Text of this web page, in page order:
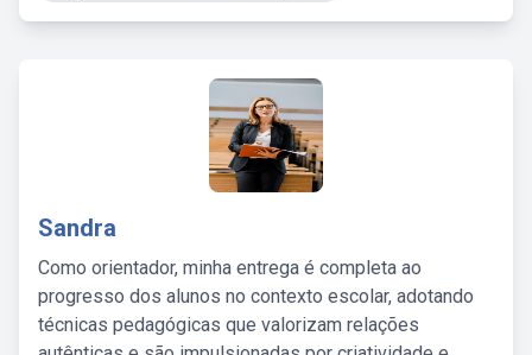
Sandra
Como orientador, minha entrega é completa ao
progresso dos alunos no contexto escolar, adotando
técnicas pedagógicas que valorizam relações